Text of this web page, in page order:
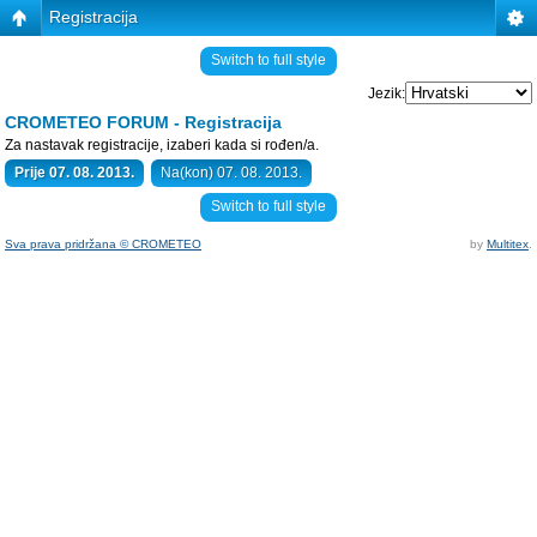
Registracija
Switch to full style
Jezik:
CROMETEO FORUM - Registracija
Za nastavak registracije, izaberi kada si rođen/a.
Prije 07. 08. 2013.
Na(kon) 07. 08. 2013.
Switch to full style
Sva prava pridržana © CROMETEO by Multitex